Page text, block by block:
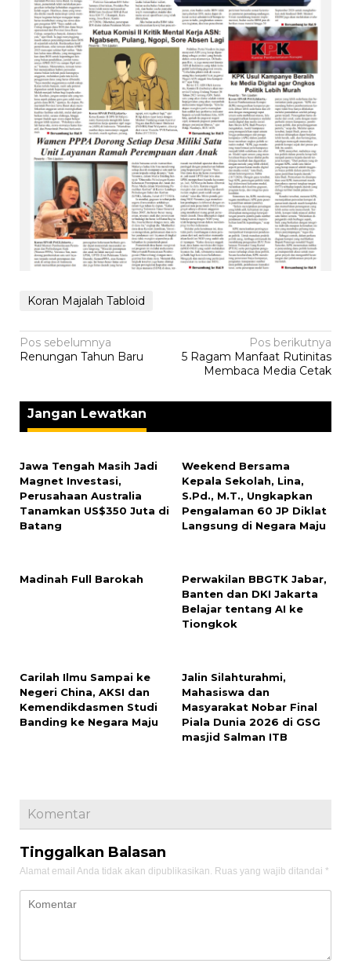
Koran Majalah Tabloid
Navigasi
pos
Pos sebelumnya
Renungan Tahun Baru
Pos berikutnya
5 Ragam Manfaat Rutinitas
Membaca Media Cetak
Jangan Lewatkan
Jawa Tengah Masih Jadi
Magnet Investasi,
Perusahaan Australia
Tanamkan US$350 Juta di
Batang
Weekend Bersama
Kepala Sekolah, Lina,
S.Pd., M.T., Ungkapkan
Pengalaman 60 JP Diklat
Langsung di Negara Maju
Madinah Full Barokah
Perwakilan BBGTK Jabar,
Banten dan DKI Jakarta
Belajar tentang AI ke
Tiongkok
Carilah Ilmu Sampai ke
Negeri China, AKSI dan
Kemendikdasmen Studi
Banding ke Negara Maju
Jalin Silahturahmi,
Mahasiswa dan
Masyarakat Nobar Final
Piala Dunia 2026 di GSG
masjid Salman ITB
Komentar
Tinggalkan Balasan
Alamat email Anda tidak akan dipublikasikan. Ruas yang wajib ditandai *